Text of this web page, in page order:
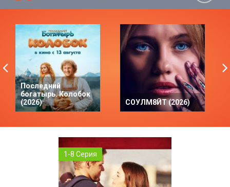
Последний
богатырь. Колобок
(2026)
СОУЛМ8ЙТ (2026)
1-8 Серия